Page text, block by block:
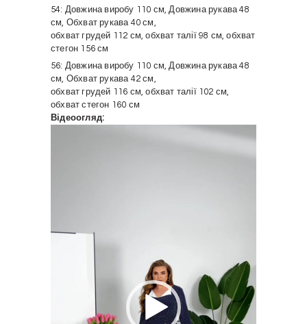
54: Довжина виробу 110 см, Довжина рукава 48
см, Обхват рукава 40 см,
обхват грудей 112 см, обхват талії 98 см, обхват
стегон 156 см
56: Довжина виробу 110 см, Довжина рукава 48
см, Обхват рукава 42 см,
обхват грудей 116 см, обхват талії 102 см,
обхват стегон 160 см
Відеоогляд: